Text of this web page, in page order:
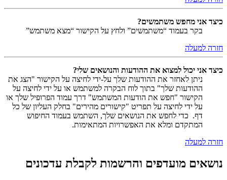
כיצד אני מחפש משתמשים?
בקר בעמוד “משתמשים” ולחץ על הקישור “מצא משתמש”
חזרה למעלה
כיצד אני יכול למצוא את ההודעות והנושאים שלי?
ניתן לאחזר את ההודעות שלך על-ידי לחיצה על הקישור "הצג את
ההודעות שלך" בתוך לוח הבקרה למשתמש או על ידי לחיצה על
הקישור "חפש את הודעות המשתמש" דרך עמוד הפרופיל שלך או
על ידי לחיצה על תפריט "קישורים מהירים" בחלק העליון של כל
דף. כדי לחפש את הנושאים שלך, השתמש בעמוד החיפוש
המתקדם ומלא את האפשרויות המתאימות.
חזרה למעלה
נושאים מועדפים והרשמות לקבלת עדכונים